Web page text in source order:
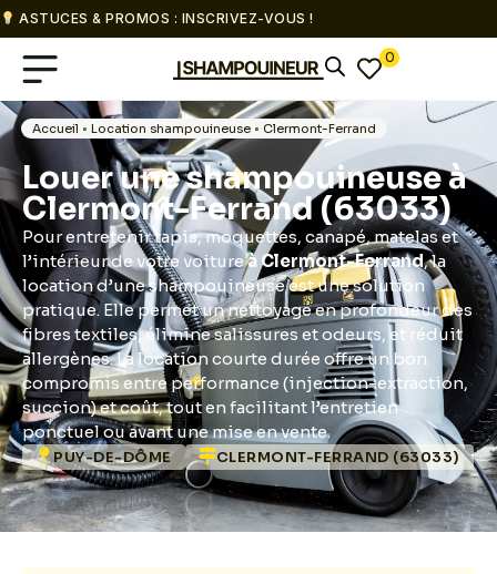
ASTUCES & PROMOS : INSCRIVEZ-VOUS !
0
Accueil • Location shampouineuse • Clermont-Ferrand
Louer une shampouineuse à
Clermont-Ferrand (63033)
Pour entretenir tapis, moquettes, canapé, matelas et
l’intérieur de votre voitureà Clermont-Ferrand, la
location d’une shampouineuse est une solution
pratique. Elle permet un nettoyage en profondeur des
fibres textiles, élimine salissures et odeurs, et réduit
allergènes. La location courte durée offre un bon
compromis entre performance (injection-extraction,
succion) et coût, tout en facilitant l’entretien
ponctuel ou avant une mise en vente.
PUY-DE-DÔME CLERMONT-FERRAND (63033)